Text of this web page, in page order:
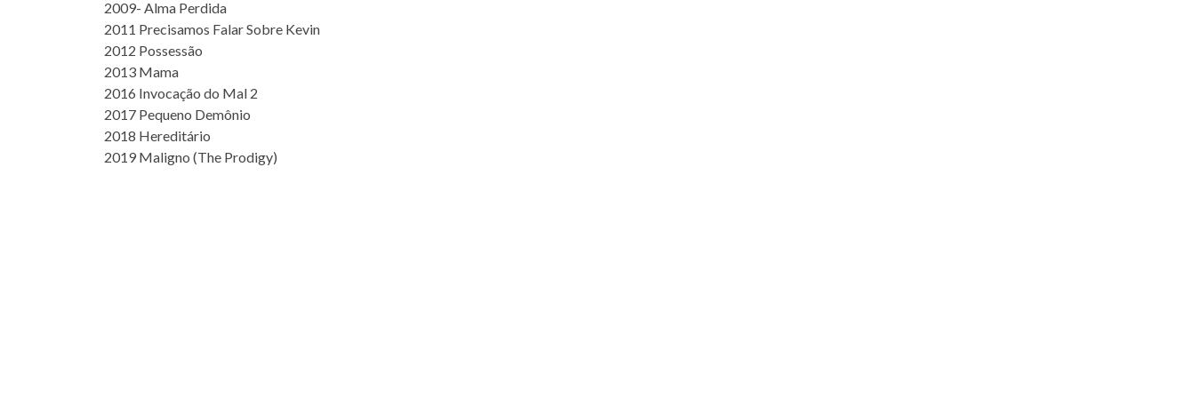
2009- Alma Perdida
2011 Precisamos Falar Sobre Kevin
2012 Possessão
2013 Mama
2016 Invocação do Mal 2
2017 Pequeno Demônio
2018 Hereditário
2019 Maligno (The Prodigy)